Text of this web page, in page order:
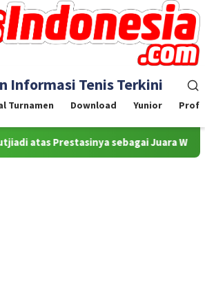
Informasi Tenis Terkini
Turnamen Download Yunior
Prestasinya sebagai Juara WTA 500